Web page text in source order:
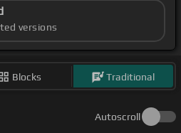
versions
Blocks Traditional
Autoscroll